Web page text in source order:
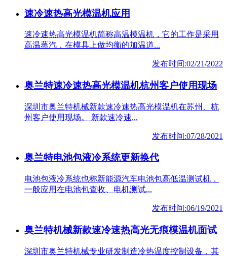
速冷速热高光模温机应用
速冷速热高光模温机简称高温模温机，它的工作是采用
高温蒸汽，在模具上做均衡的加温道...
发布时间:02/21/2022
奥兰特速冷速热高光模温机杭州客户使用现场
深圳市奥兰特机械新款速冷速热高光模温机在苏州、杭
州客户使用现场。 新款速冷速...
发布时间:07/28/2021
奥兰特电池包液冷系统更新换代
电池包液冷系统也称新能源汽车电池包高低温测试机，
一般应用在电池包查收、电机测试...
发布时间:06/19/2021
奥兰特机械新款速冷速热高光无痕模温机面试
深圳市奥兰特机械专业研发制造冷热温度控制设备，其